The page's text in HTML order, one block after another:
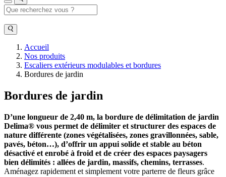
Accueil
Nos produits
Escaliers extérieurs modulables et bordures
Bordures de jardin
Bordures de jardin
D’une longueur de 2,40 m, la bordure de délimitation de jardin
Delima® vous permet de délimiter et structurer des espaces de
nature différente (zones végétalisées, zones gravillonnées, sable,
pavés, béton…), d’offrir un appui solide et stable au béton
désactivé et enrobé à froid et de créer des espaces paysagers
bien délimités : allées de jardin, massifs, chemins, terrasses.
Aménagez rapidement et simplement votre parterre de fleurs grâce